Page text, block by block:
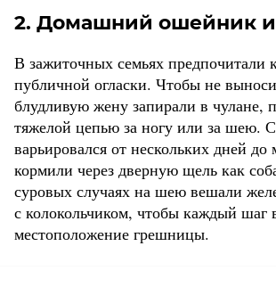
2. Домашний ошейник
В зажиточных семьях предпочитали
публичной огласки. Чтобы не
блудливую жену запирали в чулане,
тяжелой цепью за ногу или за шею.
варьировался от нескольких дней до
кормили через дверную щель как
суровых случаях на шею вешали
с колокольчиком, чтобы каждый шаг
местоположение грешницы.